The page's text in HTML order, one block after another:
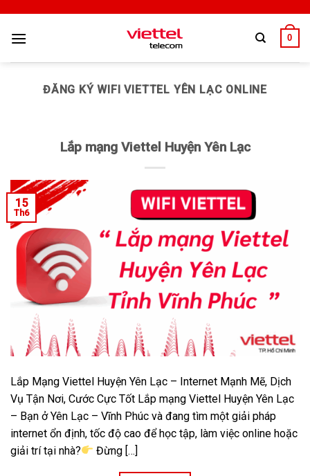
0
ĐĂNG KÝ WIFI VIETTEL YÊN LẠC ONLINE
Lắp mạng Viettel Huyện Yên Lạc
15
Th6
Lắp Mạng Viettel Huyện Yên Lạc – Internet Mạnh Mẽ, Dịch
Vụ Tận Nơi, Cước Cực Tốt Lắp mạng Viettel Huyện Yên Lạc
– Bạn ở Yên Lạc – Vĩnh Phúc và đang tìm một giải pháp
internet ổn định, tốc độ cao để học tập, làm việc online hoặc
giải trí tại nhà?
Đừng […]